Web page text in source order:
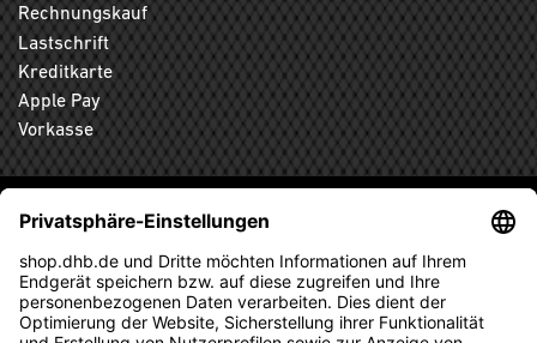
Rechnungskauf
Lastschrift
Kreditkarte
Apple Pay
Vorkasse
ABONNIEREN SIE DEN KOSTENLOSEN DHB-FANSHOP
NEWSLETTER UND VERPASSEN SIE KEINE NEUIGKEIT ODER
AKTION MEHR.
ANMELDEN